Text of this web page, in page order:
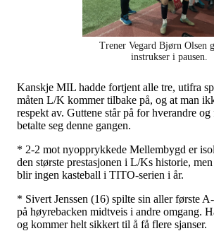
Trener Vegard Bjørn Olsen
instrukser i pausen.
Kanskje MIL hadde fortjent alle tre, utifra
måten L/K kommer tilbake på, og at man
respekt av. Guttene står på for hverandre
betalte seg denne gangen.
* 2-2 mot nyopprykkede Mellembygd er
den største prestasjonen i L/Ks historie,
blir ingen kasteball i TITO-serien i år.
* Sivert Jenssen (16) spilte sin aller første
på høyrebacken midtveis i andre omgang.
og kommer helt sikkert til å få flere sjanser.